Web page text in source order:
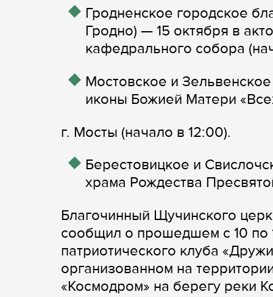
Гродненское городское
Гродно) — 15 октября в
кафедрального собора
Мостовское и
иконы Божией Матери
г. Мосты (начало в 12:00).
Берестовицкое и
храма Рождества
Благочинный Щучинского
сообщил о прошедшем с 10 по
патриотического клуба
организованном на
«Космодром» на берегу реки